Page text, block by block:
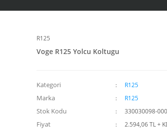
R125
Voge R125 Yolcu Koltugu
Kategori R125
Marka R125
Stok Kodu 330030098-
Fiyat
2.594,06 TL +